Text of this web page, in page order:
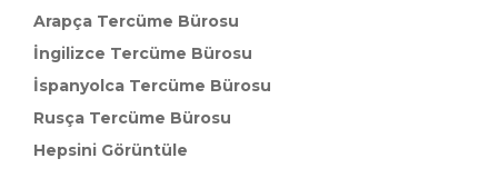
Arapça Tercüme Bürosu
İngilizce Tercüme Bürosu
İspanyolca Tercüme Bürosu
Rusça Tercüme Bürosu
Hepsini Görüntüle